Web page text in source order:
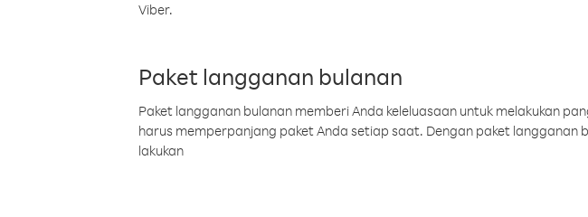
Viber.
Paket langganan bulanan
Paket langganan bulanan memberi Anda keleluasaan untuk melakukan
harus memperpanjang paket Anda setiap saat. Dengan paket
lakukan